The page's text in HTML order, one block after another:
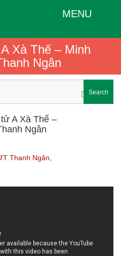
MENU
Xà Thế – Minh
Ngân
Search
A Xà Thế –
Ngân
Thanh Ngân